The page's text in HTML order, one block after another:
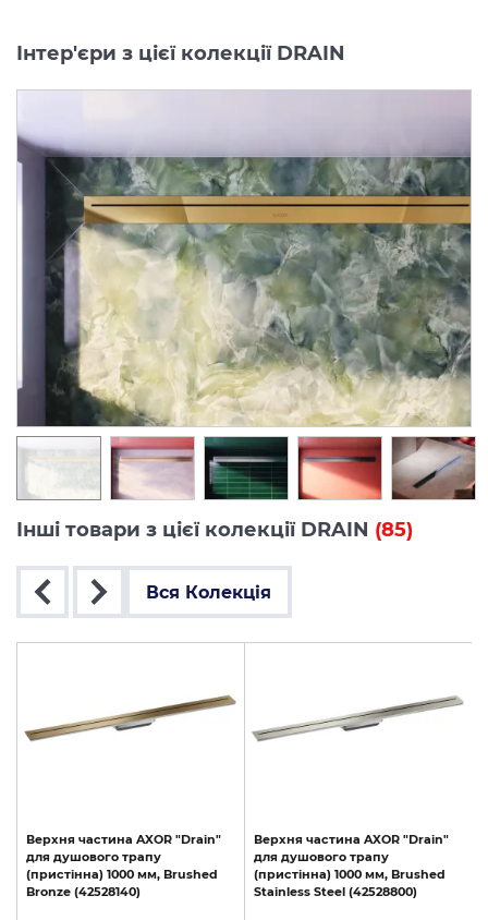
Інтер'єри з цієї колекції DRAIN
Інші товари з цієї колекції DRAIN (85)
Вся Колекція
Верхня частина AXOR "Drain"
для душового трапу
(пристінна) 1000 мм, Brushed
Bronze (42528140)
Верхня частина AXOR "Drain"
для душового трапу
(пристінна) 1000 мм, Brushed
Stainless Steel (42528800)